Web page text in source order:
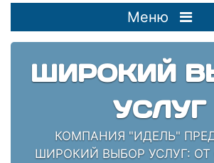
Меню
ШИРОКИЙ
УСЛУГ
КОМПАНИЯ "ИДЕЛЬ"
ШИРОКИЙ ВЫБОР УСЛУГ: